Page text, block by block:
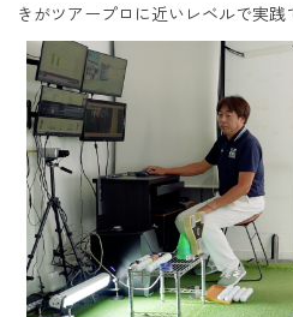
きがツアープロに近いレベルで実践